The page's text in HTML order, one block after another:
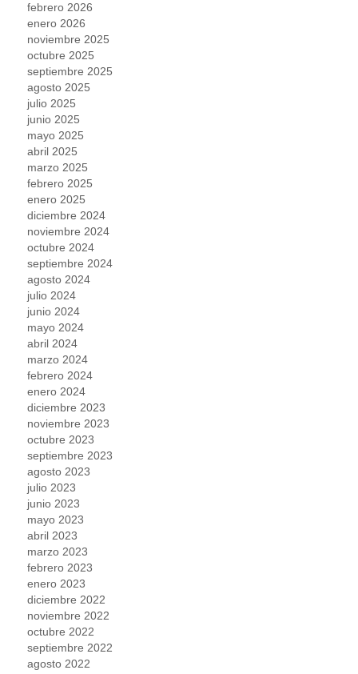
febrero 2026
enero 2026
noviembre 2025
octubre 2025
septiembre 2025
agosto 2025
julio 2025
junio 2025
mayo 2025
abril 2025
marzo 2025
febrero 2025
enero 2025
diciembre 2024
noviembre 2024
octubre 2024
septiembre 2024
agosto 2024
julio 2024
junio 2024
mayo 2024
abril 2024
marzo 2024
febrero 2024
enero 2024
diciembre 2023
noviembre 2023
octubre 2023
septiembre 2023
agosto 2023
julio 2023
junio 2023
mayo 2023
abril 2023
marzo 2023
febrero 2023
enero 2023
diciembre 2022
noviembre 2022
octubre 2022
septiembre 2022
agosto 2022